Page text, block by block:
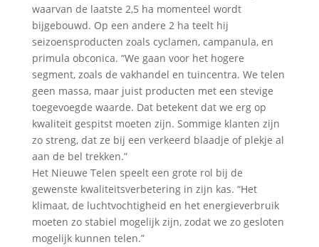
waarvan de laatste 2,5 ha momenteel wordt
bijgebouwd. Op een andere 2 ha teelt hij
seizoensproducten zoals cyclamen, campanula, en
primula obconica. “We gaan voor het hogere
segment, zoals de vakhandel en tuincentra. We telen
geen massa, maar juist producten met een stevige
toegevoegde waarde. Dat betekent dat we erg op
kwaliteit gespitst moeten zijn. Sommige klanten zijn
zo streng, dat ze bij een verkeerd blaadje of plekje al
aan de bel trekken.”
Het Nieuwe Telen speelt een grote rol bij de
gewenste kwaliteitsverbetering in zijn kas. “Het
klimaat, de luchtvochtigheid en het energieverbruik
moeten zo stabiel mogelijk zijn, zodat we zo gesloten
mogelijk kunnen telen.”